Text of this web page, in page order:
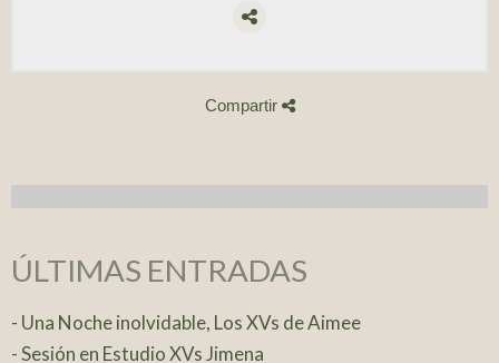
Compartir
ÚLTIMAS ENTRADAS
- Una Noche inolvidable, Los XVs de Aimee
- Sesión en Estudio XVs Jimena